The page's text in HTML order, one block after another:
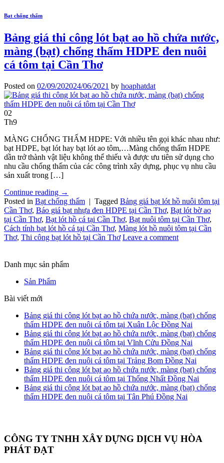
Bạt chống thấm
Bảng giá thi công lót bạt ao hồ chứa nước,
màng (bạt) chống thấm HDPE đen nuôi
cá tôm tại Cần Thơ
Posted on 02/09/202024/06/2021 by hoaphatdat
02
Th9
MÀNG CHỐNG THẤM HDPE: Với nhiều tên gọi khác nhau như:
bạt HDPE, bạt lót hay bạt lót ao tôm,…Màng chống thấm HDPE
dần trở thành vật liệu không thể thiếu và được ưu tiên sử dụng cho
nhu cầu chống thấm của các công trình xây dựng, phục vụ nhu cầu
sản xuất trong […]
Continue reading →
Posted in Bạt chống thấm | Tagged Bảng giá bạt lót hồ nuôi tôm tại
Cần Thơ, Báo giá bạt nhựa đen HDPE tại Cần Thơ, Bạt lót bờ ao
tại Cần Thơ, Bạt lót hồ cá tại Cần Thơ, Bạt nuôi tôm tại Cần Thơ,
Cách tính bạt lót hồ cá tại Cần Thơ, Màng lót hồ nuôi tôm tại Cần
Thơ, Thi công bạt lót hồ tại Cần Thơ Leave a comment
Danh mục sản phẩm
Sản Phẩm
Bài viết mới
Bảng giá thi công lót bạt ao hồ chứa nước, màng (bạt) chống
thấm HDPE đen nuôi cá tôm tại Xuân Lộc Đồng Nai
Bảng giá thi công lót bạt ao hồ chứa nước, màng (bạt) chống
thấm HDPE đen nuôi cá tôm tại Vĩnh Cửu Đồng Nai
Bảng giá thi công lót bạt ao hồ chứa nước, màng (bạt) chống
thấm HDPE đen nuôi cá tôm tại Trảng Bom Đồng Nai
Bảng giá thi công lót bạt ao hồ chứa nước, màng (bạt) chống
thấm HDPE đen nuôi cá tôm tại Thống Nhất Đồng Nai
Bảng giá thi công lót bạt ao hồ chứa nước, màng (bạt) chống
thấm HDPE đen nuôi cá tôm tại Tân Phú Đồng Nai
CÔNG TY TNHH XÂY DỰNG DỊCH VỤ HÒA
PHÁT ĐẠT